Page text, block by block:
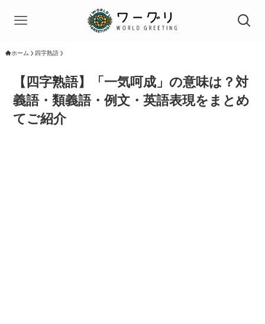
ホーム 四字熟語
【四字熟語】「一気呵成」の意味は？対
義語・類義語・例文・英語表現をまとめ
てご紹介